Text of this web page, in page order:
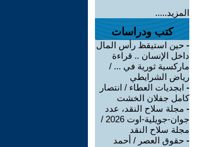
المزيد.....
كتب ودراسات
- حين استيقظ رأس المال
داخل الإنسان .. قراءة
ماركسية ثورية في ... /
رياض الشرايطي
- ابجديات العطاء / انتصار
كامل جفلان الخشت
- مجلة سلاح النقد، عدد
جوان-جويلية-اوت 2026 /
مجلة سلاح النقد
- حقوق العصر / أحمد